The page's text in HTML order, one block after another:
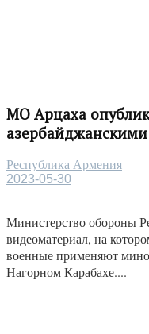
МО Арцаха
Республика Армения
2023-05-30
Министерство обороны
видеоматериал, на
военные применяют
Нагорном Карабахе....